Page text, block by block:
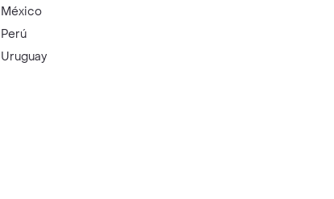
México
Perú
Uruguay